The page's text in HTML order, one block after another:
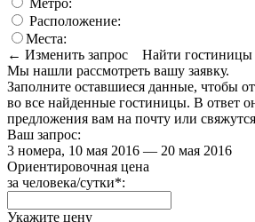
Расположение:
Места:
← Изменить запрос
Найти
Мы нашли рассмотреть вашу заявку.
Заполните оставшиеся данные, чтобы
во все найденные гостиницы. В ответ
предложения вам на почту или
Ваш запрос:
3 номера, 10 мая 2016 — 20 мая 2016
Ориентировочная цена
за человека/сутки*:
Укажите цену